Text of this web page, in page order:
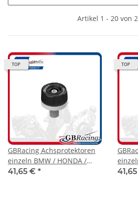
Artikel 1 - 20 von
TOP
GBRacing Achsprotektoren
einzeln BMW / HONDA /
SUZUKI / YAMAHA ( bitte
41,65 € *
TOP